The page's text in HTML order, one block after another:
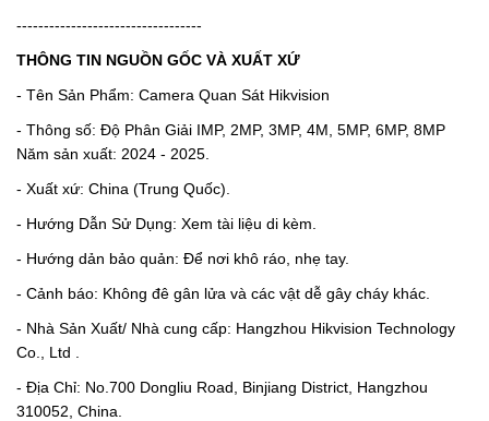
----------------------------------
THÔNG TIN NGUỒN GỐC VÀ XUẤT XỨ
- Tên Sản Phẩm: Camera Quan Sát Hikvision
- Thông số: Độ Phân Giải IMP, 2MP, 3MP, 4M, 5MP, 6MP, 8MP
Năm sản xuất: 2024 - 2025.
- Xuất xứ: China (Trung Quốc).
- Hướng Dẫn Sử Dụng: Xem tài liệu di kèm.
- Hướng dản bảo quản: Để nơi khô ráo, nhẹ tay.
- Cảnh báo: Không đê gân lửa và các vật dễ gây cháy khác.
- Nhà Sản Xuất/ Nhà cung cấp: Hangzhou Hikvision Technology
Co., Ltd .
- Địa Chỉ: No.700 Dongliu Road, Binjiang District, Hangzhou
310052, China.